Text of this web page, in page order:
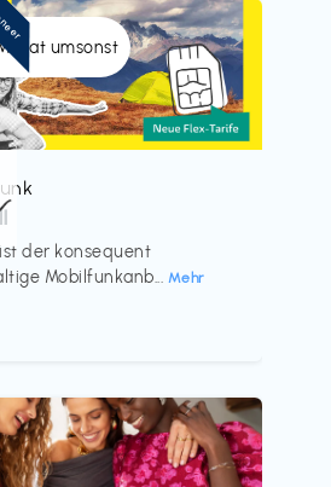
umsonst
der konsequent
Mobilfunkanb... Mehr